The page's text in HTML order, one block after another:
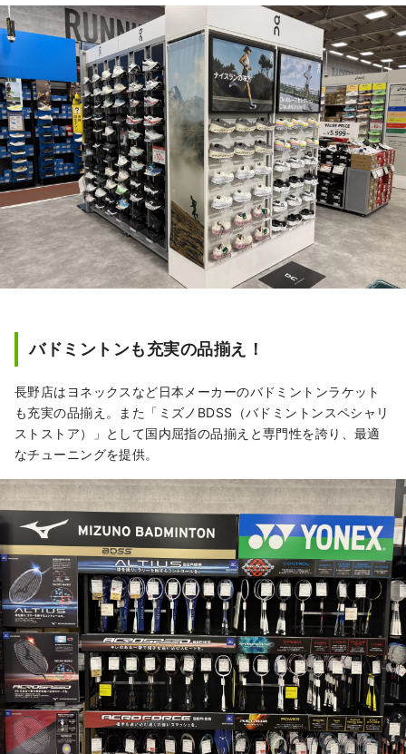
バドミントンも充実の品揃え！
長野店はヨネックスなど日本メーカーのバドミントンラケット
も充実の品揃え。また「ミズノBDSS（バドミントンスペシャリ
ストストア）」として国内屈指の品揃えと専門性を誇り、最適
なチューニングを提供。